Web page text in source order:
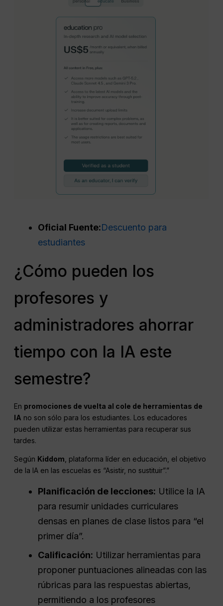
Oficial Fuente:Descuento para
estudiantes
¿Cómo pueden los
profesores y
administradores ahorrar
tiempo con la IA este
semestre?
En promociones de vuelta al cole de herramientas de
IA no son sólo para los estudiantes. Los educadores
pueden utilizar estas herramientas para recuperar sus
tardes.
Según Kiddom , plataforma líder en educación, el objetivo
de la IA en las escuelas es “Asistir, no sustituir”.”
Planificación de lecciones: Utilice la IA
para resumir unidades curriculares
densas en planes de clase listos para “el
primer día”.
Calificación: Utilizar herramientas para
proponer puntuaciones alineadas con las
rúbricas para las respuestas abiertas,
permitiendo a los profesores